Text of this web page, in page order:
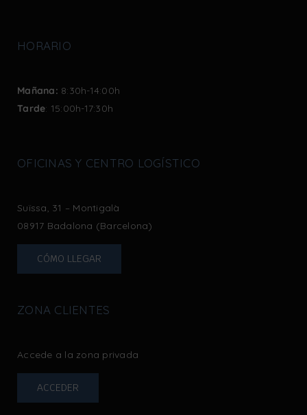
HORARIO
Mañana: 8:30h-14:00h
Tarde: 15:00h-17:30h
OFICINAS Y CENTRO LOGÍSTICO
Suïssa, 31 – Montigalà
08917 Badalona (Barcelona)
CÓMO LLEGAR
ZONA CLIENTES
Accede a la zona privada
ACCEDER